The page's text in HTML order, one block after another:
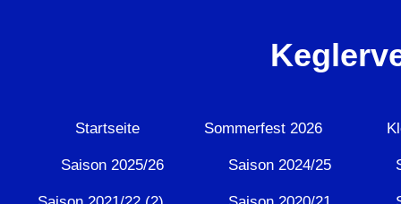
Startseite Sommerfest 2026
Saison 2025/26 Saison 2024/25